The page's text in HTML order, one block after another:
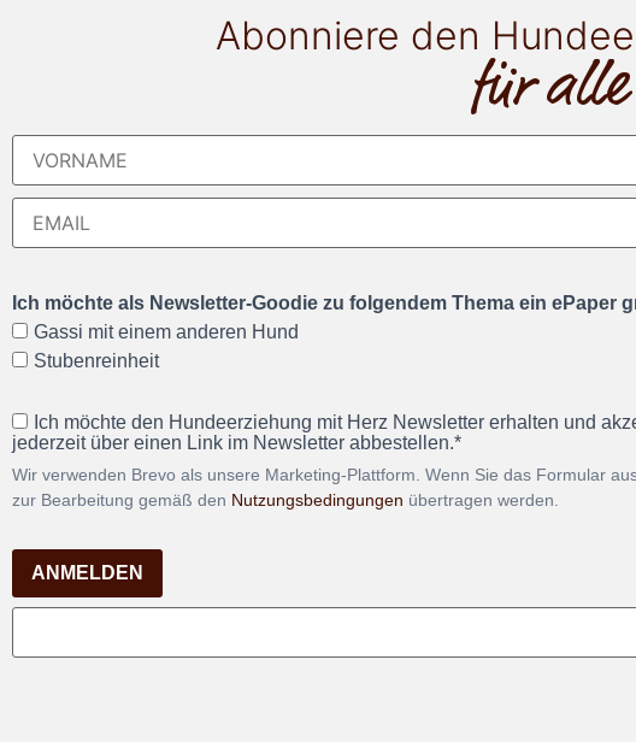
Abonniere den
für alle
Ich möchte als Newsletter-Goodie zu folgendem Thema ein ePaper
Gassi mit einem anderen Hund
Stubenreinheit
Ich möchte den Hundeerziehung mit Herz Newsletter erhalten und
jederzeit über einen Link im Newsletter abbestellen.*
Wir verwenden Brevo als unsere Marketing-Plattform. Wenn Sie das Formular
zur Bearbeitung gemäß den Nutzungsbedingungen übertragen werden.
ANMELDEN